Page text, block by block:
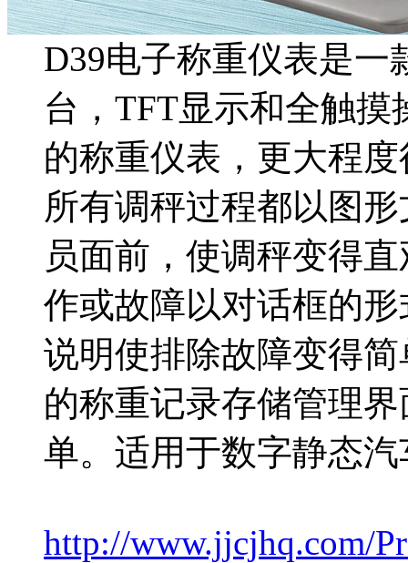
D39电子称重仪表是一
台，TFT显示和全触
的称重仪表，更大程
所有调秤过程都以图
员面前，使调秤变得
作或故障以对话框的
说明使排除故障变得
的称重记录存储管理
单。适用于数字静态
http://www.jjcjhq.com/